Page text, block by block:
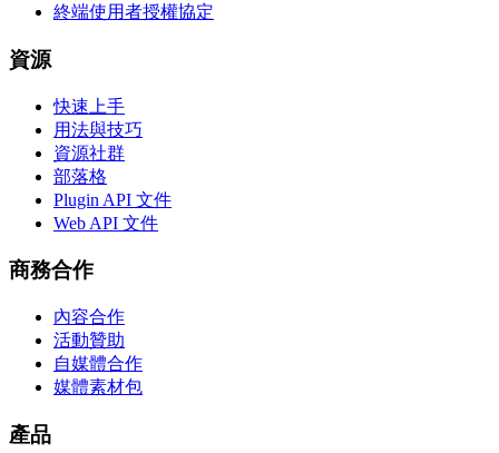
終端使用者授權協定
資源
快速上手
用法與技巧
資源社群
部落格
Plugin API 文件
Web API 文件
商務合作
內容合作
活動贊助
自媒體合作
媒體素材包
產品